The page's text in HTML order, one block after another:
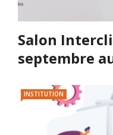
Salon
septembre
INSTITUTION